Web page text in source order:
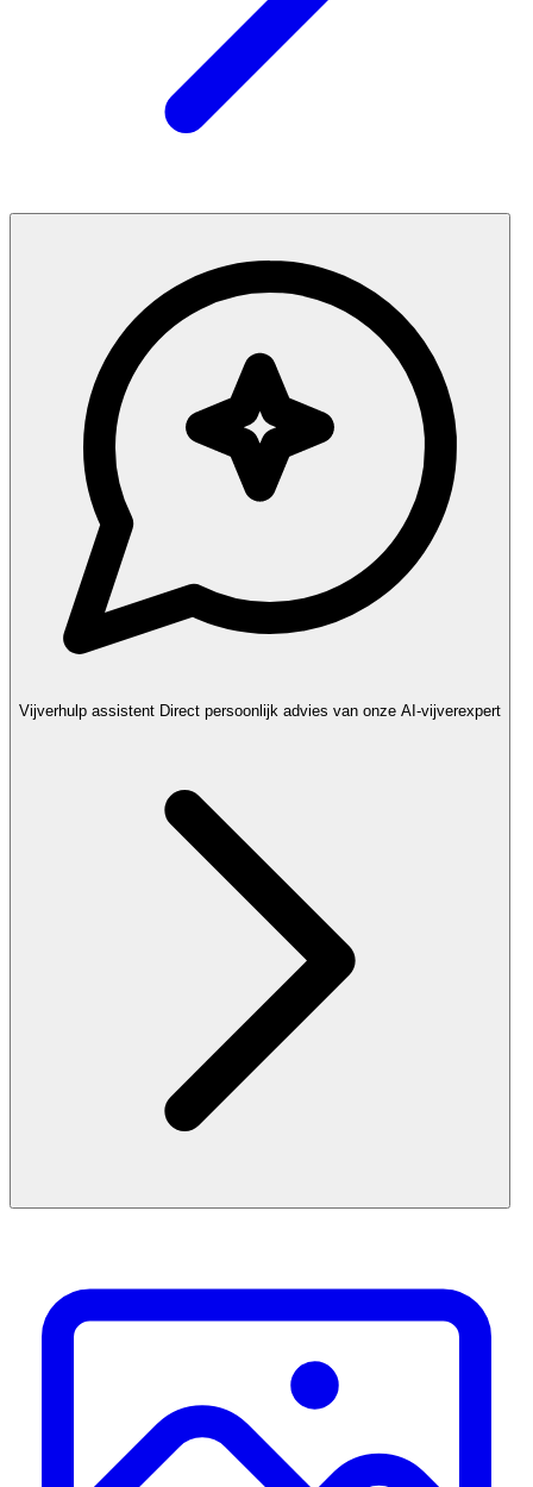
Vijverhulp assistent Direct persoonlijk advies van onze AI-vijverexpert